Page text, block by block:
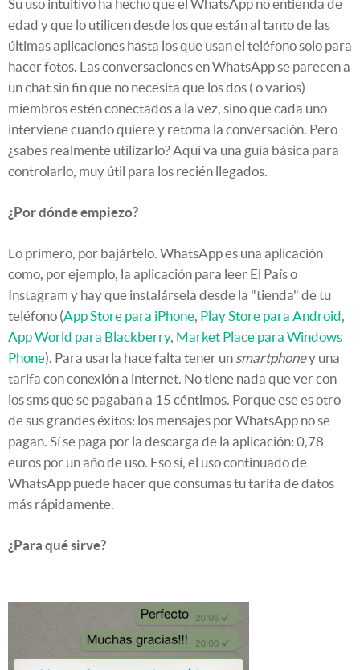
Su uso intuitivo ha hecho que el WhatsApp no entienda de
edad y que lo utilicen desde los que están al tanto de las
últimas aplicaciones hasta los que usan el teléfono solo para
hacer fotos. Las conversaciones en WhatsApp se parecen a
un chat sin fin que no necesita que los dos ( o varios)
miembros estén conectados a la vez, sino que cada uno
interviene cuando quiere y retoma la conversación. Pero
¿sabes realmente utilizarlo? Aquí va una guía básica para
controlarlo, muy útil para los recién llegados.
¿Por dónde empiezo?
Lo primero, por bajártelo. WhatsApp es una aplicación
como, por ejemplo, la aplicación para leer El País o
Instagram y hay que instalársela desde la "tienda" de tu
teléfono (App Store para iPhone, Play Store para Android,
App World para Blackberry, Market Place para Windows
Phone). Para usarla hace falta tener un smartphoney una
tarifa con conexión a internet. No tiene nada que ver con
los sms que se pagaban a 15 céntimos. Porque ese es otro
de sus grandes éxitos: los mensajes por WhatsApp no se
pagan. Sí se paga por la descarga de la aplicación: 0,78
euros por un año de uso. Eso sí, el uso continuado de
WhatsApp puede hacer que consumas tu tarifa de datos
más rápidamente.
¿Para qué sirve?